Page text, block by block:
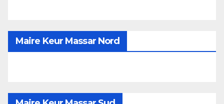
Maire Keur Massar Nord